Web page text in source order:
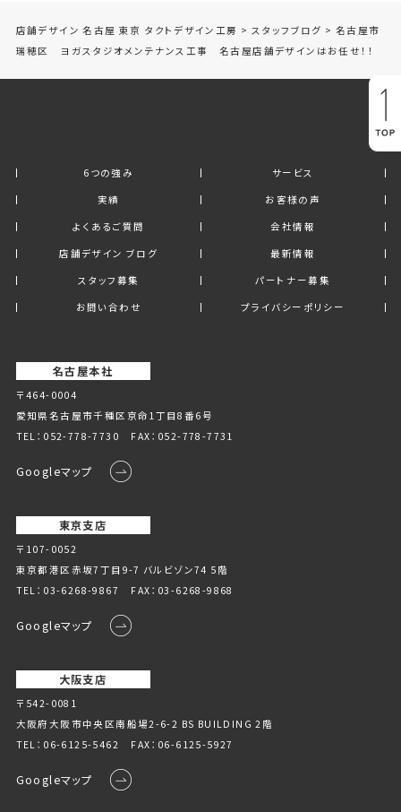
店舗デザイン 名古屋 東京 タクトデザイン工房 > スタッフブログ > 名古屋市
瑞穂区 ヨガスタジオメンテナンス工事 名古屋店舗デザインはお任せ！！
6つの強み
サービス
実績
お客様の声
よくあるご質問
会社情報
店舗デザイン ブログ
最新情報
スタッフ募集
パートナー募集
お問い合わせ
プライバシーポリシー
名古屋本社
〒464-0004
愛知県名古屋市千種区京命1丁⽬8番6号
TEL： 052-778-7730 FAX：052-778-7731
Googleマップ
東京支店
〒107-0052
東京都港区赤坂7丁目9-7 バルビゾン74 5階
TEL： 03-6268-9867 FAX：03-6268-9868
Googleマップ
大阪支店
〒542-0081
大阪府大阪市中央区南船場2-6-2 BS BUILDING 2階
TEL： 06-6125-5462 FAX：06-6125-5927
Googleマップ